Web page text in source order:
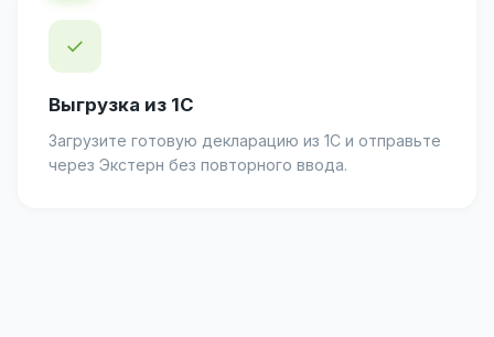
✓
Выгрузка из 1С
Загрузите готовую декларацию из 1С и отправьте
через Экстерн без повторного ввода.